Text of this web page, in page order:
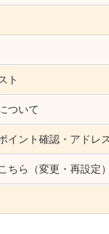
ト
ついて
イント確認・アドレ
ちら（変更・再設定）